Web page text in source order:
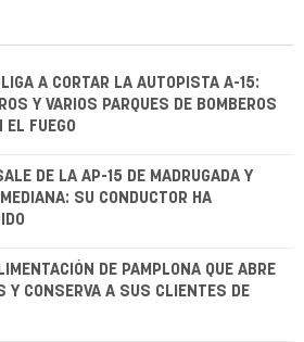
A CORTAR LA AUTOPISTA A-15:
Y VARIOS PARQUES DE BOMBEROS
EL FUEGO
DE LA AP-15 DE MADRUGADA Y
SU CONDUCTOR HA
DE PAMPLONA QUE ABRE
Y CONSERVA A SUS CLIENTES DE